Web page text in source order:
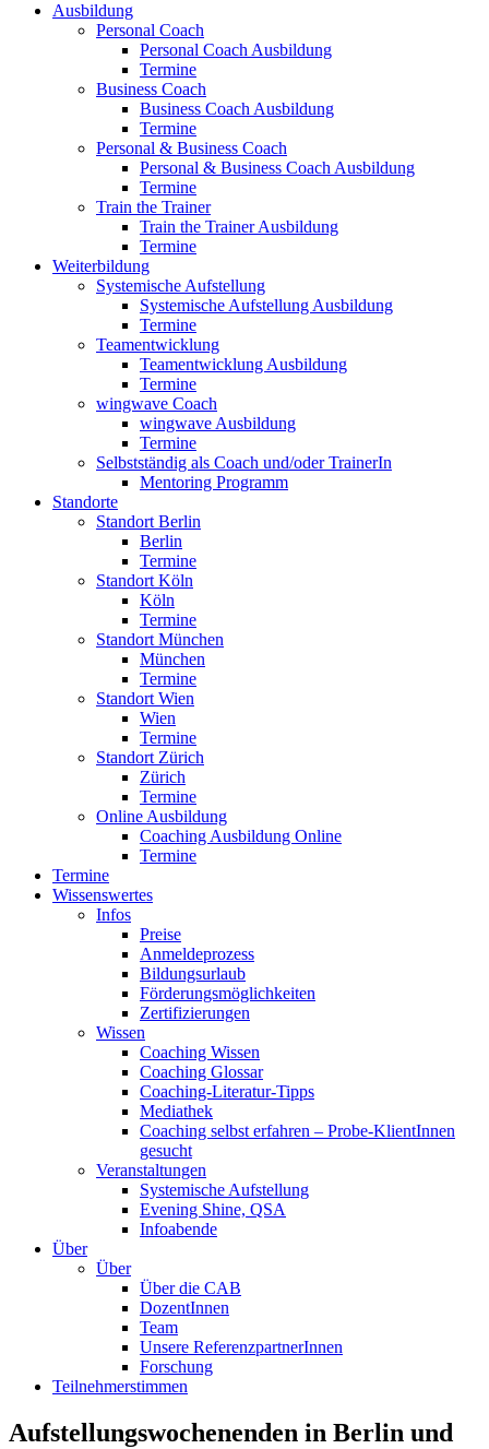
Ausbildung
Personal Coach
Personal Coach Ausbildung
Termine
Business Coach
Business Coach Ausbildung
Termine
Personal & Business Coach
Personal & Business Coach Ausbildung
Termine
Train the Trainer
Train the Trainer Ausbildung
Termine
Weiterbildung
Systemische Aufstellung
Systemische Aufstellung Ausbildung
Termine
Teamentwicklung
Teamentwicklung Ausbildung
Termine
wingwave Coach
wingwave Ausbildung
Termine
Selbstständig als Coach und/oder TrainerIn
Mentoring Programm
Standorte
Standort Berlin
Berlin
Termine
Standort Köln
Köln
Termine
Standort München
München
Termine
Standort Wien
Wien
Termine
Standort Zürich
Zürich
Termine
Online Ausbildung
Coaching Ausbildung Online
Termine
Termine
Wissenswertes
Infos
Preise
Anmeldeprozess
Bildungsurlaub
Förderungsmöglichkeiten
Zertifizierungen
Wissen
Coaching Wissen
Coaching Glossar
Coaching-Literatur-Tipps
Mediathek
Coaching selbst erfahren – Probe-KlientInnen
gesucht
Veranstaltungen
Systemische Aufstellung
Evening Shine, QSA
Infoabende
Über
Über
Über die CAB
DozentInnen
Team
Unsere ReferenzpartnerInnen
Forschung
Teilnehmerstimmen
Aufstellungswochenenden in Berlin und